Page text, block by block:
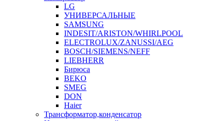
LG
УНИВЕРСАЛЬНЫЕ
SAMSUNG
INDESIT/ARISTON/WHIRLPOOL
ELECTROLUX/ZANUSSI/AEG
BOSCH/SIEMENS/NEFF
LIEBHERR
Бирюса
BEKO
SMEG
DON
Haier
Трансформатор,конденсатор